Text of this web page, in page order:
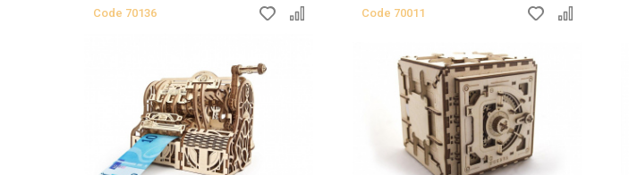
Сode 70136 Сode 70011